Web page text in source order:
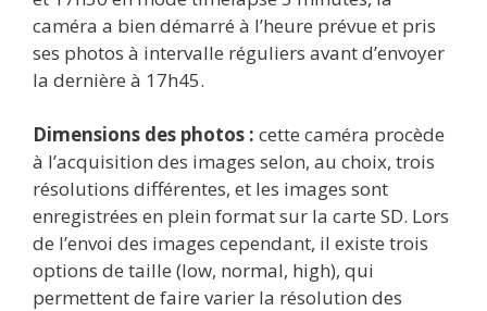
caméra a bien démarré à l’heure prévue et pris
ses photos à intervalle réguliers avant d’envoyer
la dernière à 17h45.
Dimensions des photos : cette caméra procède
à l’acquisition des images selon, au choix, trois
résolutions différentes, et les images sont
enregistrées en plein format sur la carte SD. Lors
de l’envoi des images cependant, il existe trois
options de taille (low, normal, high), qui
permettent de faire varier la résolution des